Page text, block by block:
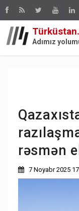
Adımız
rəsmən
7 Noyabr 2025